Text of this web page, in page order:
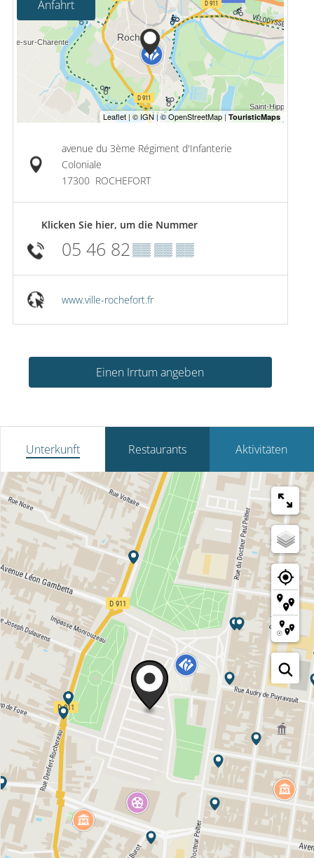
Anfahrt
avenue du 3ème Régiment d'Infanterie
Coloniale
17300 ROCHEFORT
Klicken Sie hier, um die Nummer
05 46 82▒▒ ▒▒ ▒▒
www.ville-rochefort.fr
Einen Irrtum angeben
Unterkunft Restaurants Aktivitäten